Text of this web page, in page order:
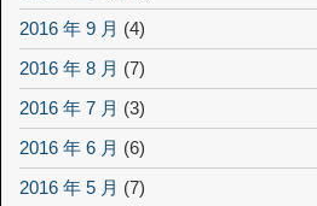
2016 年 9 月 (4)
2016 年 8 月 (7)
2016 年 7 月 (3)
2016 年 6 月 (6)
2016 年 5 月 (7)